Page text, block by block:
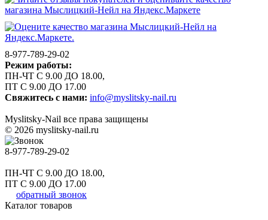
8-977-789-29-02
Режим работы:
ПН-ЧТ С 9.00 ДО 18.00,
ПТ С 9.00 ДО 17.00
Свяжитесь с нами: info@myslitsky-nail.ru
Myslitsky-Nail все права защищены
© 2026 myslitsky-nail.ru
8-977-789-29-02
ПН-ЧТ С 9.00 ДО 18.00,
ПТ С 9.00 ДО 17.00
обратный звонок
Каталог товаров